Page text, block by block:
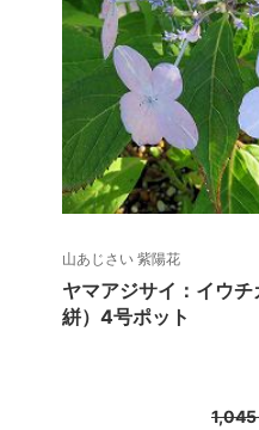
山あじさい 紫陽花
ヤマアジサイ：イウ
絣）4号ポット
1,045